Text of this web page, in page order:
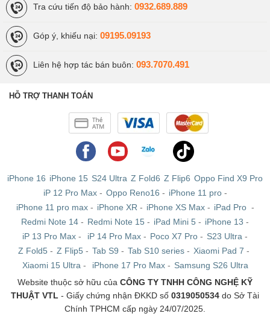
128GB Mỹ cũ
256GB Mỹ cũ
128GB Mỹ cũ
128GB Châu Âu cũ
4.299.000 ₫
Tổng hợp những thông tin mới nhất về
Samsung S21/ S21+/ S21 Ultra:
Tra cứu tiến độ bảo hành: 0932.689.889
Góp ý, khiếu nại: 09195.09193
Liên hệ hợp tác bán buôn: 093.7070.491
HỖ TRỢ THANH TOÁN
iPhone 16 iPhone 15 S24 Ultra Z Fold6 Z Flip6 Oppo Find X9 Pro
iP 12 Pro Max- Oppo Reno16 - iPhone 11 pro-
iPhone 11 pro max- iPhone XR - iPhone XS Max- iPad Pro -
Redmi Note 14 - Redmi Note 15 - iPad Mini 5 - iPhone 13 -
iP 13 Pro Max - iP 14 Pro Max - Poco X7 Pro - S23 Ultra -
Z Fold5 - Z Flip5 - Tab S9 - Tab S10 series - Xiaomi Pad 7 -
Xiaomi 15 Ultra - iPhone 17 Pro Max- Samsung S26 Ultra
Website thuộc sở hữu của CÔNG TY TNHH CÔNG NGHỆ KỸ
THUẬT VTL - Giấy chứng nhận ĐKKD số 0319050534 do Sở Tài
Chính TPHCM cấp ngày 24/07/2025.